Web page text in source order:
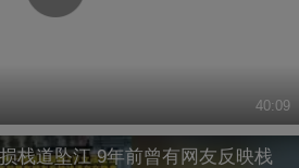
40:09
栈道坠江 9年前曾有网友反映栈